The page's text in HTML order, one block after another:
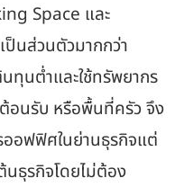
Space และ
นส่วนตัวมากกว่า
นต่ำและใช้ทรัพยากร
อนรับ หรือพื้นที่ครัว จึง
ออฟฟิศในย่านธุรกิจแต่
ธุรกิจโดยไม่ต้อง